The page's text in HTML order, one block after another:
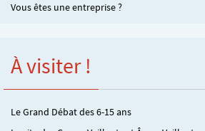
Vous êtes une entreprise ?
À visiter !
Le Grand Débat des 6-15 ans